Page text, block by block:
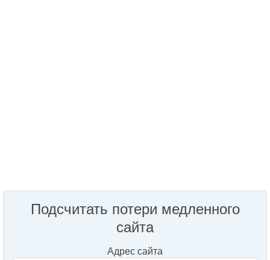
Подсчитать потери медленного
сайта
Адрес сайта